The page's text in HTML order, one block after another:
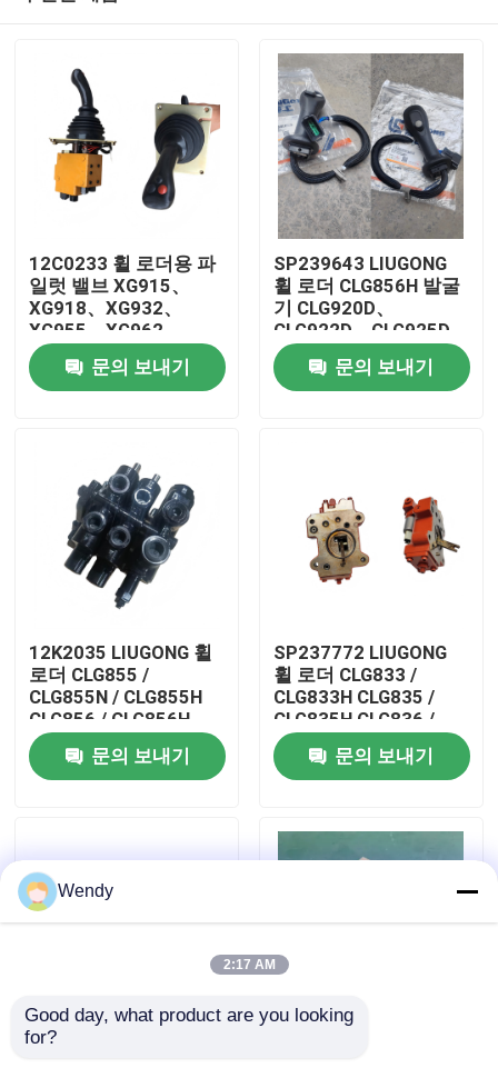
제품
화면
우리에 대하여
공장 여행
품질 관리
연락주세요
뉴스
12C0233 휠 로더용 파
일럿 밸브 XG915、
XG918、XG932、
XG955、XG962、
XG982 예비 부품
문의 보내기
SP239643 LIUGONG
휠 로더 CLG856H 발굴
기 CLG920D、
CLG922D、CLG925D
CLG933E、CLG936D、
CLG939E문의 보내기
12K2035 LIUGONG 휠
로더 CLG855 /
CLG855N / CLG855H
CLG856 / CLG856H
CLG50CN / CLG50C를
위한 다중 방향 밸브
문의 보내기
SP237772 LIUGONG
휠 로더 CLG833 /
CLG833H CLG835 /
CLG835H CLG836 /
CLG836H ZL30E /
ZL30F에 대한 제어 밸
브 조립
문의 보내기
SP161058 류건 휠 로
Wendy
2:17 AM
Good day, what product are you looking
for?